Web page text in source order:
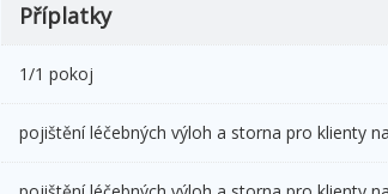
Příplatky
1/1 pokoj
pojištění léčebných výloh a storna pro klienty